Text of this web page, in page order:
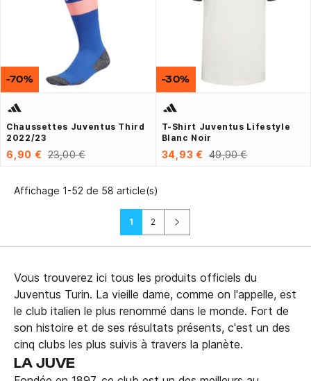
Chaussettes Juventus Third
2022/23
6,90 € 23,00 €
-70%
T-Shirt Juventus Lifestyle
Blanc Noir
34,93 € 49,90 €
-30%
Affichage 1-52 de 58 article(s)
1 2 Suivant
Vous trouverez ici tous les produits officiels du
Juventus Turin. La vieille dame, comme on l'appelle, est
le club italien le plus renommé dans le monde. Fort de
son histoire et de ses résultats présents, c'est un des
cinq clubs les plus suivis à travers la planète.
LA JUVE